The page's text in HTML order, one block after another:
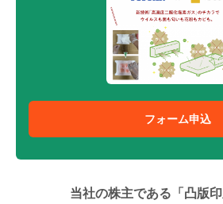
フォーム申込
当社の株主である「凸版